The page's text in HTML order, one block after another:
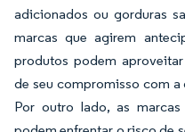
adicionados ou gorduras
marcas que agirem
produtos podem
de seu compromisso com a
Por outro lado, as marcas